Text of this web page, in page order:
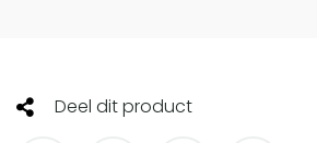
Deel dit product